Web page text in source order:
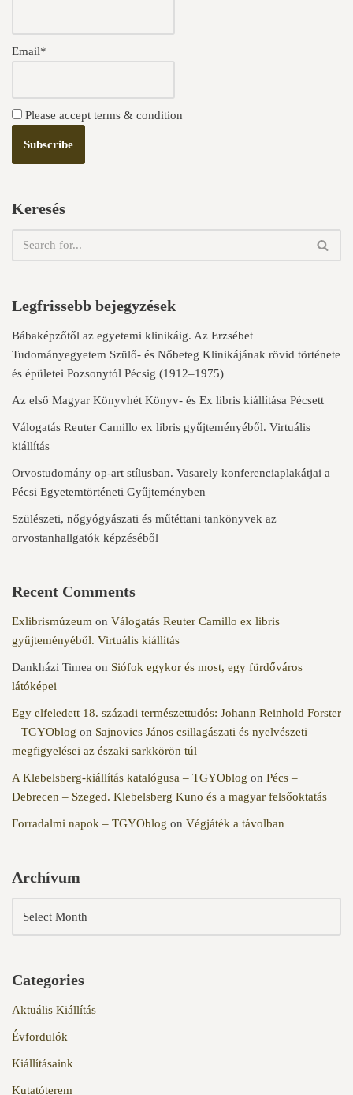
Email*
Please accept terms & condition
Keresés
Legfrissebb bejegyzések
Bábaképzőtől az egyetemi klinikáig. Az Erzsébet
Tudományegyetem Szülő- és Nőbeteg Klinikájának rövid története
és épületei Pozsonytól Pécsig (1912–1975)
Az első Magyar Könyvhét Könyv- és Ex libris kiállítása Pécsett
Válogatás Reuter Camillo ex libris gyűjteményéből. Virtuális
kiállítás
Orvostudomány op-art stílusban. Vasarely konferenciaplakátjai a
Pécsi Egyetemtörténeti Gyűjteményben
Szülészeti, nőgyógyászati és műtéttani tankönyvek az
orvostanhallgatók képzéséből
Recent Comments
Exlibrismúzeum on Válogatás Reuter Camillo ex libris
gyűjteményéből. Virtuális kiállítás
Dankházi Timea on Siófok egykor és most, egy fürdőváros
látóképei
Egy elfeledett 18. századi természettudós: Johann Reinhold Forster
– TGYOblog on Sajnovics János csillagászati és nyelvészeti
megfigyelései az északi sarkkörön túl
A Klebelsberg-kiállítás katalógusa – TGYOblog on Pécs –
Debrecen – Szeged. Klebelsberg Kuno és a magyar felsőoktatás
Forradalmi napok – TGYOblog on Végjáték a távolban
Archívum
Categories
Aktuális Kiállítás
Évfordulók
Kiállításaink
Kutatóterem